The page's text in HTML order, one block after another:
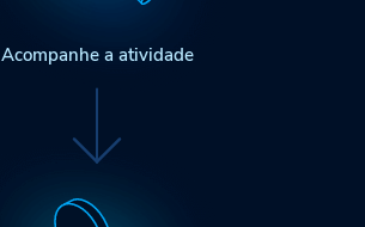
Acompanhe a atividade